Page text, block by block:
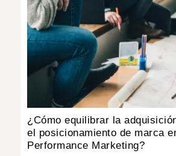
¿Cómo equilibrar la
el posicionamiento de marca
Performance Marketing?